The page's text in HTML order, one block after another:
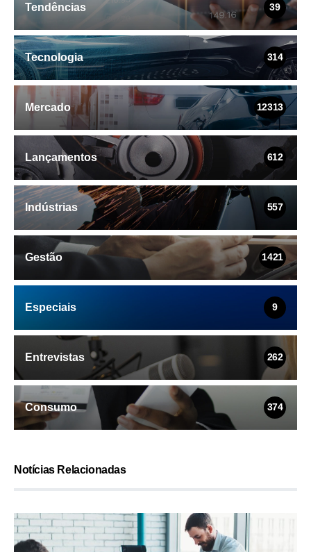
Tendências 39
Tecnologia 314
Mercado 12313
Lançamentos 612
Indústrias 557
Gestão 1421
Especiais 9
Entrevistas 262
Consumo 374
Notícias Relacionadas